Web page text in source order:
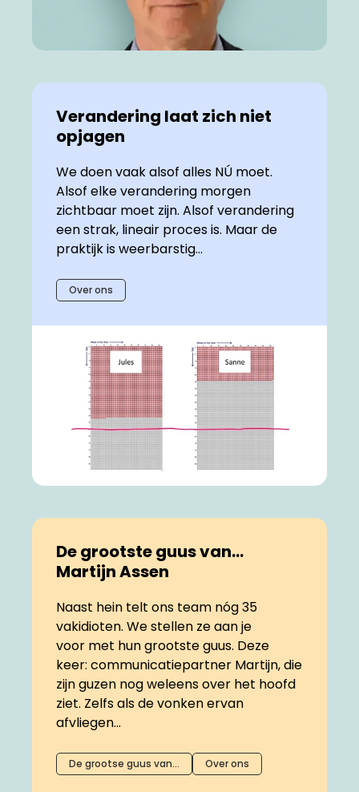
Verandering laat zich niet
opjagen
We doen vaak alsof alles NÚ moet.
Alsof elke verandering morgen
zichtbaar moet zijn. Alsof verandering
een strak, lineair proces is. Maar de
praktijk is weerbarstig...
Over ons
De grootste guus van…
Martijn Assen
Naast hein telt ons team nóg 35
vakidioten. We stellen ze aan je
voor met hun grootste guus. Deze
keer: communicatiepartner Martijn, die
zijn guzen nog weleens over het hoofd
ziet. Zelfs als de vonken ervan
afvliegen...
De grootse guus van… Over ons